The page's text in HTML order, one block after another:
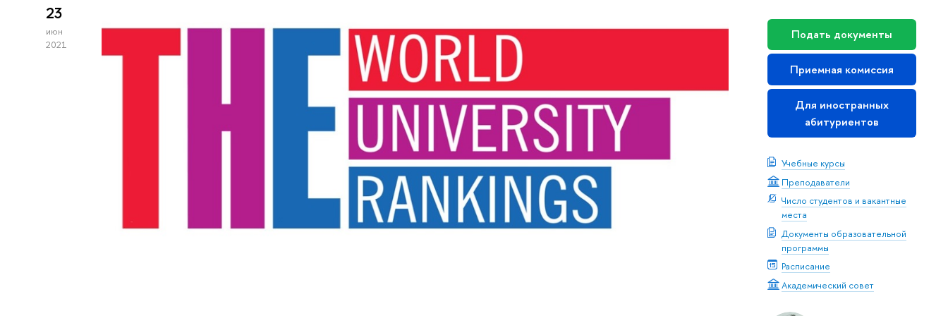
Подать документы
Приемная комиссия
Для иностранных
абитуриентов
Учебные курсы
Преподаватели
Число студентов и вакантные
места
Документы образовательной
программы
Расписание
Академический совет
23
июн
2021